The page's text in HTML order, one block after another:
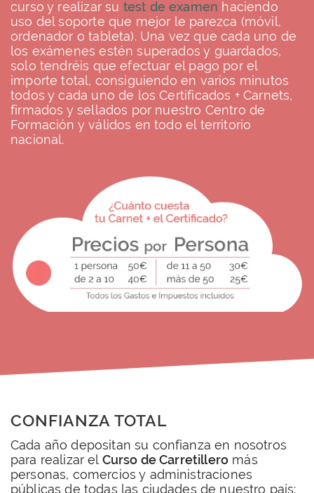
curso y realizar su test de examen haciendo
uso del soporte que mejor le parezca (móvil,
ordenador o tableta). Una vez que cada uno de
los exámenes estén superados y guardados,
solo tendréis que efectuar el pago por el
importe total, consiguiendo en varios minutos
todos y cada uno de los Certificados + Carnets,
firmados y sellados por nuestro Centro de
Formación y válidos en todo el territorio
nacional.
CONFIANZA TOTAL
Cada año depositan su confianza en nosotros
para realizar el Curso de Carretillero más
personas, comercios y administraciones
públicas de todas las ciudades de nuestro país: